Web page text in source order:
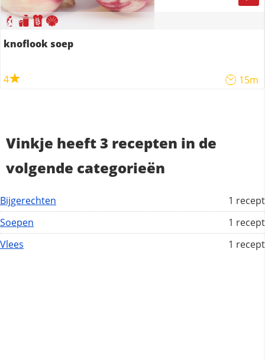
knoflook soep
4 15m
Vinkje heeft 3 recepten in de
volgende categorieën
1 recept
Bijgerechten
1 recept
Soepen
1 recept
Vlees